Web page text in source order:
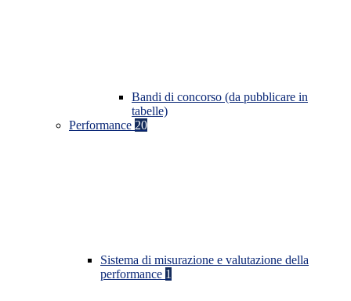
Bandi di concorso (da pubblicare in
tabelle)
Performance 20
Sistema di misurazione e valutazione della
performance 1